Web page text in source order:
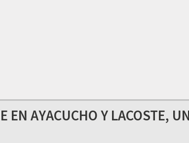
EN AYACUCHO Y LACOSTE,